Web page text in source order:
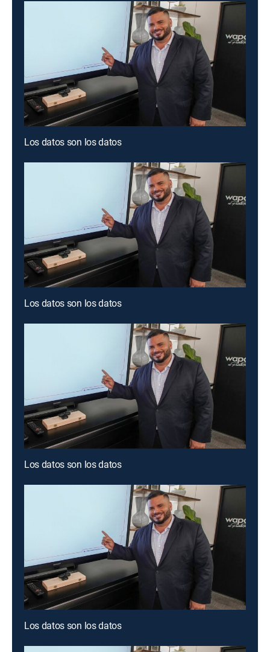
Los datos son los datos
Los datos son los datos
Los datos son los datos
Los datos son los datos